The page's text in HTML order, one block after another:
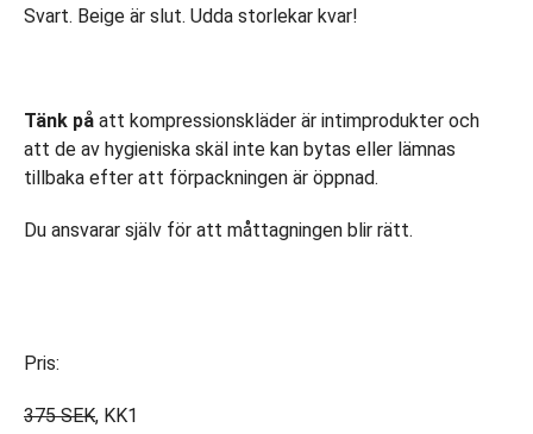
Svart. Beige är slut. Udda storlekar kvar!
Tänk på att kompressionskläder är intimprodukter och
att de av hygieniska skäl inte kan bytas eller lämnas
tillbaka efter att förpackningen är öppnad.
Du ansvarar själv för att måttagningen blir rätt.
Pris:
375 SEK, KK1